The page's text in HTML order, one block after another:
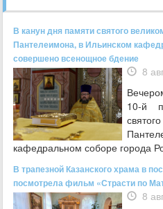
В канун дня памяти святого
Пантелеимона, в Ильинском
совершено всенощное бдение
8
10-й
кафедральном соборе города
В трапезной Казанского храма в
посмотрела фильм «Страсти по
8